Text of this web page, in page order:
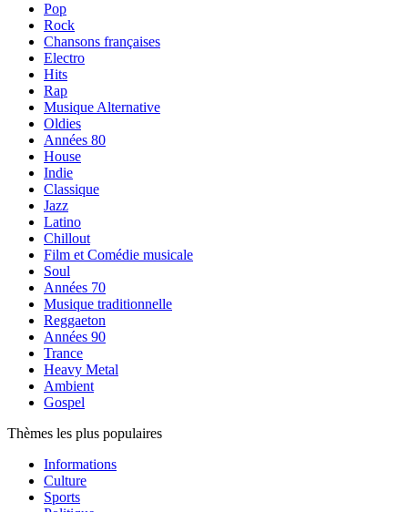
Pop
Rock
Chansons françaises
Electro
Hits
Rap
Musique Alternative
Oldies
Années 80
House
Indie
Classique
Jazz
Latino
Chillout
Film et Comédie musicale
Soul
Années 70
Musique traditionnelle
Reggaeton
Années 90
Trance
Heavy Metal
Ambient
Gospel
Thèmes les plus populaires
Informations
Culture
Sports